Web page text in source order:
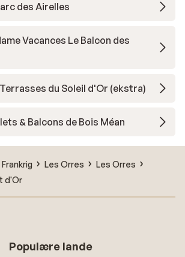
des Airelles
Vacances Le Balcon des
du Soleil d'Or (ekstra)
& Balcons de Bois Méan
Frankrig Les Orres
Les Orres
d'Or
Populære lande